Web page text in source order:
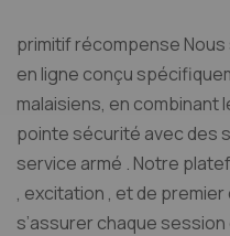
primitif récompense
en ligne conçu
malaisiens, en
pointe sécurité avec des
service armé . Notre
, excitation , et de
s’assurer chaque